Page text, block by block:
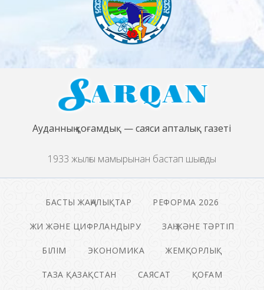
Ауданның қоғамдық — саяси апталық газеті
1933 жылғы мамырынан бастап шығады
БАСТЫ ЖАҢАЛЫҚТАР РЕФОРМА 2026
ЖИ ЖӘНЕ ЦИФРЛАНДЫРУ ЗАҢ ЖӘНЕ ТӘРТІП
БІЛІМ ЭКОНОМИКА ЖЕМҚОРЛЫҚ
ТАЗА ҚАЗАҚСТАН САЯСАТ ҚОҒАМ